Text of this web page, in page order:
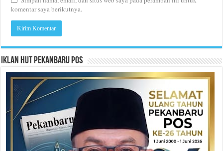
komentar saya berikutnya.
Iklan HUT Pekanbaru Pos